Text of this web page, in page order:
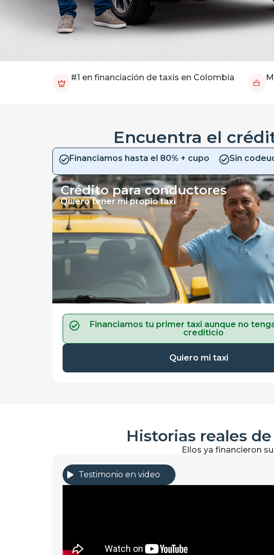
#1 en financiación de taxis en Colombia
Encuentra el
Financiamos hasta el 80% + cupo Sin
Crédito para conductores
Quiero tener mi propio taxi
Financiamos tu primer taxi aunque no
crediticio
Quiero mi taxi
Historias reales
Ellos ya financieron
Testimonio en video